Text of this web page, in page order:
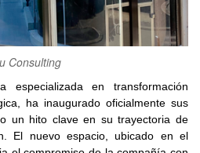
Consulting
especializada en transformación
ha inaugurado oficialmente sus
un hito clave en su trayectoria de
El nuevo espacio, ubicado en el